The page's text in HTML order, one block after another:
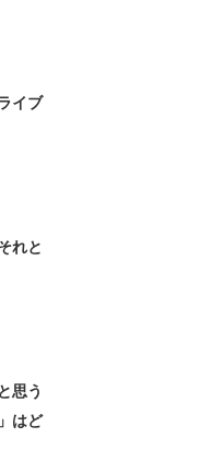
イブ
れと
思う
はど